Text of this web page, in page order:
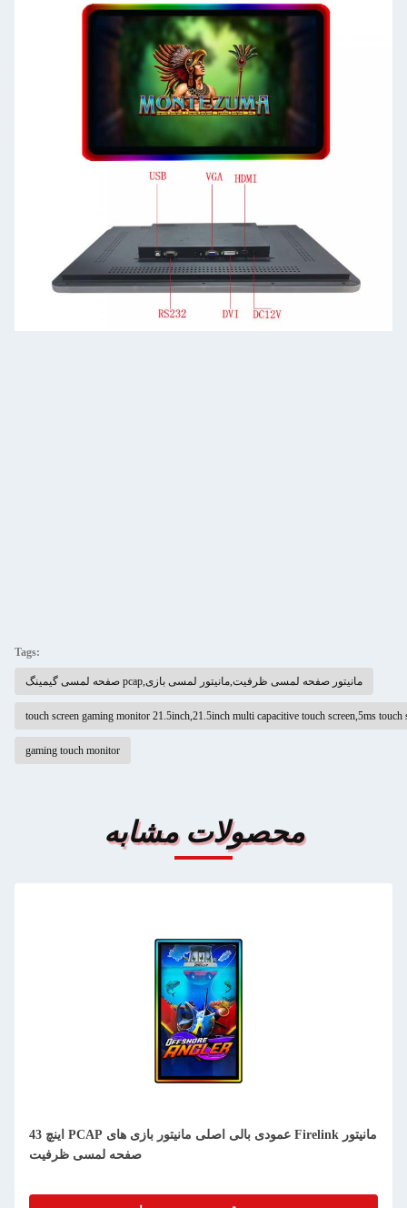
Tags:
صفحه لمسی گیمینگ pcap,مانیتور صفحه لمسی ظرفیت,مانیتور لمسی بازی
touch screen gaming monitor 21.5inch,21.5inch multi capacitive touch screen,5ms touch
gaming touch monitor
محصولات مشابه
43 اینچ PCAP عمودی بالی اصلی مانیتور بازی های Firelink مانیتور
صفحه لمسی ظرفیت